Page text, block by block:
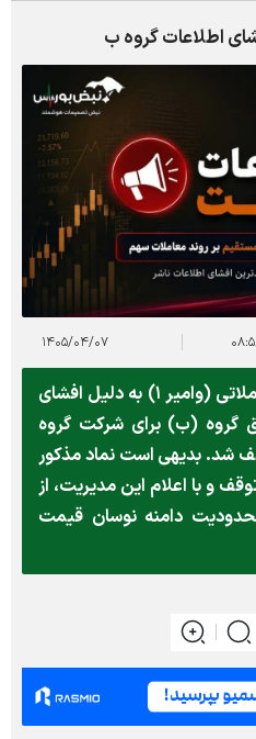
اطلاعات گروه ب
۱۴۰۵/۰۴/۰۷
به اطلاع میرساند: نماد معاملاتی (وامیر ۱) به دلیل افشای
گروه (ب) برای شرکت گروه
شد. بدیهی است نماد مذکور
و با اعلام این مدیریت، از
دامنه نوسان قیمت